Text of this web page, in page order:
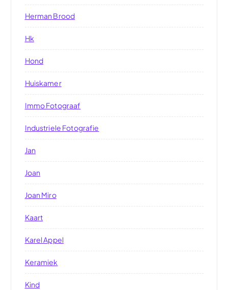
Herman Brood
Hk
Hond
Huiskamer
Immo Fotograaf
Industriele Fotografie
Jan
Joan
Joan Miro
Kaart
Karel Appel
Keramiek
Kind